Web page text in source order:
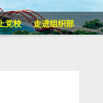
党校 走进组织部